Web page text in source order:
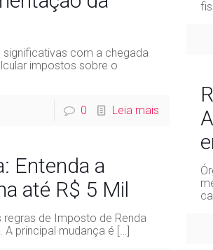
com a chegada
impostos sobre o
0 Leia mais
Entenda a
até R$ 5 Mil
de Imposto de Renda
A principal mudança é […]